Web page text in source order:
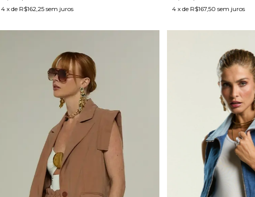
4 x de R$162,25 sem juros 4 x de R$167,50 sem juros